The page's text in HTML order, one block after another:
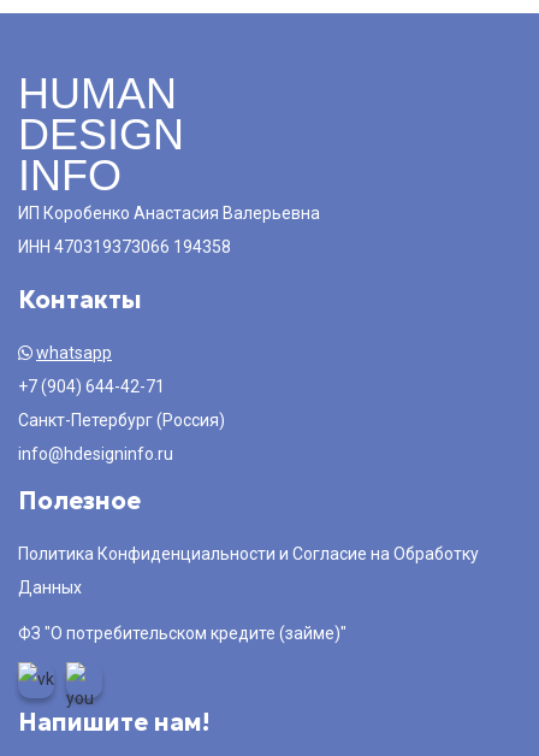
HUMAN
DESIGN
INFO
ИП Коробенко Анастасия Валерьевна
ИНН 470319373066 194358
Контакты
whatsapp
+7 (904) 644-42-71
Санкт-Петербург (Россия)
info@hdesigninfo.ru
Полезное
Политика Конфиденциальности и Согласие на Обработку
Данных
ФЗ "О потребительском кредите (займе)"
Напишите нам!